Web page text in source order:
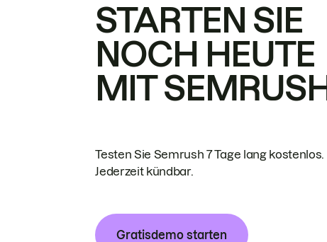
STARTEN SIE
NOCH HEUTE
MIT
Testen Sie Semrush 7 Tage lang kostenlos.
Jederzeit kündbar.
Gratisdemo starten